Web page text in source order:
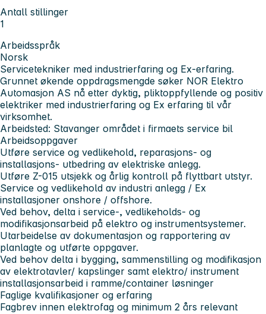
Antall stillinger
1
Arbeidsspråk
Norsk
Servicetekniker med industrierfaring og Ex-erfaring.
Grunnet økende oppdragsmengde søker NOR Elektro
Automasjon AS nå etter dyktig, pliktoppfyllende og positiv
elektriker med industrierfaring og Ex erfaring til vår
virksomhet.
Arbeidsted: Stavanger området i firmaets service bil
Arbeidsoppgaver
Utføre service og vedlikehold, reparasjons- og
installasjons- utbedring av elektriske anlegg.
Utføre Z-015 utsjekk og årlig kontroll på flyttbart utstyr.
Service og vedlikehold av industri anlegg / Ex
installasjoner onshore / offshore.
Ved behov, delta i service-, vedlikeholds- og
modifikasjonsarbeid på elektro og instrumentsystemer.
Utarbeidelse av dokumentasjon og rapportering av
planlagte og utførte oppgaver.
Ved behov delta i bygging, sammenstilling og modifikasjon
av elektrotavler/ kapslinger samt elektro/ instrument
installasjonsarbeid i ramme/container løsninger
Faglige kvalifikasjoner og erfaring
Fagbrev innen elektrofag og minimum 2 års relevant